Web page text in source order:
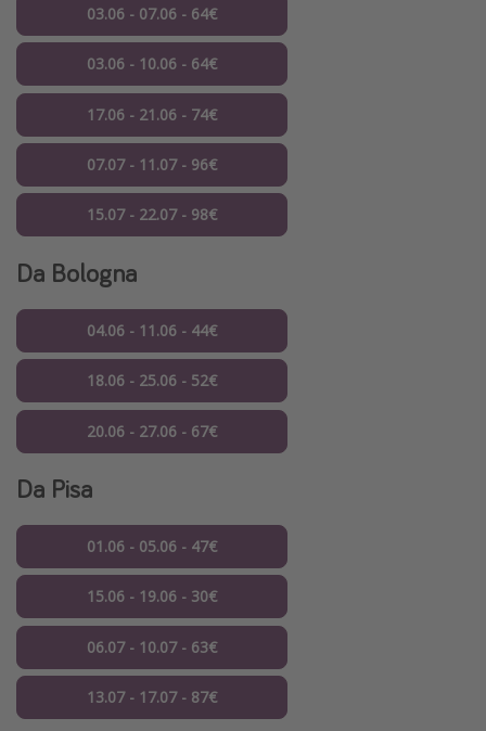
03.06 - 07.06 - 64€
03.06 - 10.06 - 64€
17.06 - 21.06 - 74€
07.07 - 11.07 - 96€
15.07 - 22.07 - 98€
Da Bologna
04.06 - 11.06 - 44€
18.06 - 25.06 - 52€
20.06 - 27.06 - 67€
Da Pisa
01.06 - 05.06 - 47€
15.06 - 19.06 - 30€
06.07 - 10.07 - 63€
13.07 - 17.07 - 87€